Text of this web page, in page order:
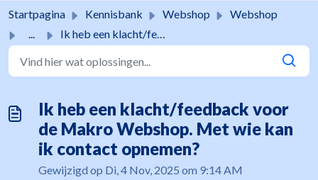
Startpagina Kennisbank Webshop
Webshop
...
Ik heb een klacht/feedback voor de Makro Webshop. Met wie...
Ik heb een klacht/feedback voor
de Makro Webshop. Met wie kan
ik contact opnemen?
Gewijzigd op Di, 4 Nov, 2025 om 9:14 AM